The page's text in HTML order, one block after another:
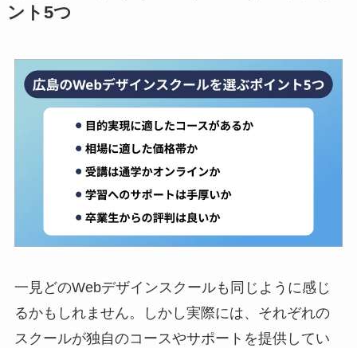
ント5つ
一見どのWebデザインスクールも同じように感じ
るかもしれません。しかし実際には、それぞれの
スクールが独自のコースやサポートを提供してい